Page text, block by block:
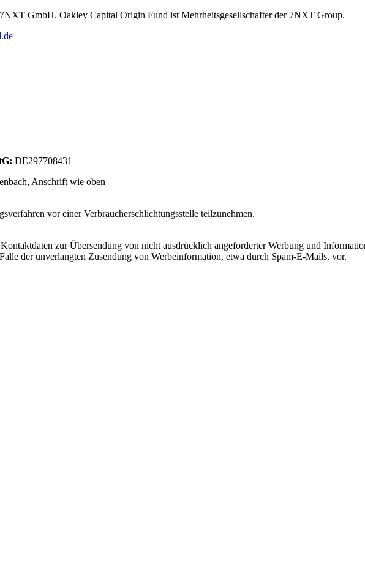
GmbH. Oakley Capital Origin Fund ist Mehrheitsgesellschafter der 7NXT Group.
DE297708431
, Anschrift wie oben
vor einer Ver­brau­cher­schlich­tungs­s­telle teil­zu­neh­men.
zur Übersendung von nicht ausdrücklich angeforderter Werbung und
der unverlangten Zusendung von Werbeinformation, etwa durch Spam-E-Mails, vor.